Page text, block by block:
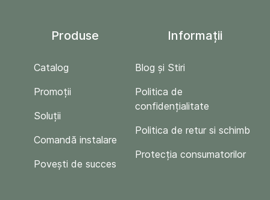
Produse
Catalog
Promoții
Soluții
Comandă instalare
Povești de succes
Informații
Blog și Stiri
Politica de
confidențialitate
Politica de retur si schimb
Protecția consumatorilor